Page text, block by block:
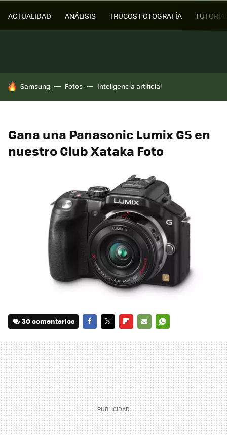
ACTUALIDAD ANÁLISIS TRUCOS FOTOGRAFÍA
HOY SE HABLA DE
Samsung Fotos Inteligencia artificial
Gana una Panasonic Lumix G5 en
nuestro Club Xataka Foto
30 comentarios
MAIL